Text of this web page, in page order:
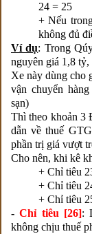
24 = 25
+ Nếu
không đủ
Ví dụ: Trong
nguyên giá 1,8
Xe này dùng cho
vận chuyển
sạn)
Thì theo khoản 3
dẫn về thuế
phần trị giá vượt
Cho nên, khi kê
+ Chỉ tiêu
+ Chỉ tiêu
+ Chỉ tiêu
-Chỉ tiêu [26]:
không chịu thuế